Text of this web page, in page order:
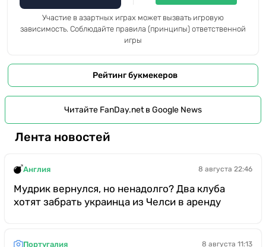
Участие в азартных играх может вызвать игровую
зависимость. Соблюдайте правила (принципы) ответственной
игры
Рейтинг букмекеров
Читайте FanDay.net в Google News
Лента новостей
Англия 8 августа 22:46
Мудрик вернулся, но ненадолго? Два клуба
хотят забрать украинца из Челси в аренду
Португалия 8 августа 11:13